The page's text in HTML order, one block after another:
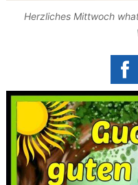
Herzliches Mittwoch